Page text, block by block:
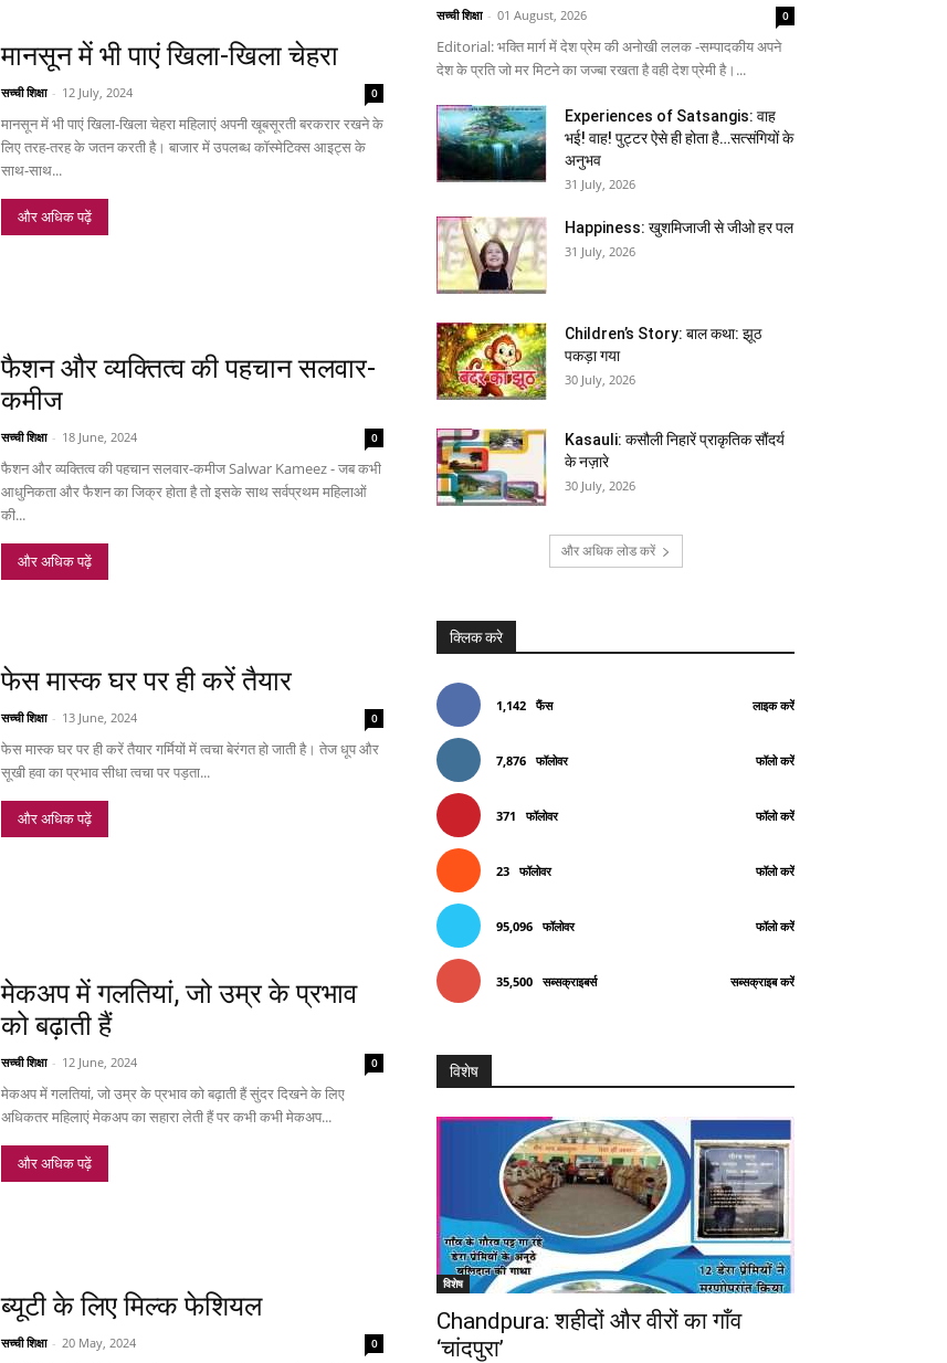
मानसून में भी पाएं खिला-खिला चेहरा
सच्ची शिक्षा - 12 July, 2024 0
मानसून में भी पाएं खिला-खिला चेहरा महिलाएं अपनी खूबसूरती बरकरार रखने के
लिए तरह-तरह के जतन करती है। बाजार में उपलब्ध कॉस्मेटिक्स आइट्स के
साथ-साथ...
और अधिक पढ़ें
फैशन और व्यक्तित्व की पहचान सलवार-
कमीज
सच्ची शिक्षा - 18 June, 2024 0
फैशन और व्यक्तित्व की पहचान सलवार-कमीज Salwar Kameez - जब कभी
आधुनिकता और फैशन का जिक्र होता है तो इसके साथ सर्वप्रथम महिलाओं
की...
और अधिक पढ़ें
फेस मास्क घर पर ही करें तैयार
सच्ची शिक्षा - 13 June, 2024 0
फेस मास्क घर पर ही करें तैयार गर्मियों में त्वचा बेरंगत हो जाती है। तेज धूप और
सूखी हवा का प्रभाव सीधा त्वचा पर पड़ता...
और अधिक पढ़ें
मेकअप में गलतियां, जो उम्र के प्रभाव
को बढ़ाती हैं
सच्ची शिक्षा - 12 June, 2024 0
मेकअप में गलतियां, जो उम्र के प्रभाव को बढ़ाती हैं सुंदर दिखने के लिए
अधिकतर महिलाएं मेकअप का सहारा लेती हैं पर कभी कभी मेकअप...
और अधिक पढ़ें
ब्यूटी के लिए मिल्क फेशियल
सच्ची शिक्षा - 20 May, 2024 0
सच्ची शिक्षा - 01 August, 2026 0
Editorial: भक्ति मार्ग में देश प्रेम की अनोखी ललक -सम्पादकीय अपने
देश के प्रति जो मर मिटने का जज्बा रखता है वही देश प्रेमी है।...
Experiences of Satsangis: वाह
भई! वाह! पुट्टर ऐसे ही होता है…सत्संगियों के
अनुभव
31 July, 2026
Happiness: खुशमिजाजी से जीओ हर पल
31 July, 2026
Children’s Story: बाल कथा: झूठ
पकड़ा गया
30 July, 2026
Kasauli: कसौली निहारें प्राकृतिक सौंदर्य
के नज़ारे
30 July, 2026
और अधिक लोड करें
क्लिक करे
1,142 फैंस लाइक करें
7,876 फॉलोवर फॉलो करें
371 फॉलोवर फॉलो करें
23 फॉलोवर फॉलो करें
95,096 फॉलोवर फॉलो करें
35,500 सब्सक्राइबर्स सब्सक्राइब करें
विशेष
विशेष
Chandpura: शहीदों और वीरों का गाँव
‘चांदपुरा’